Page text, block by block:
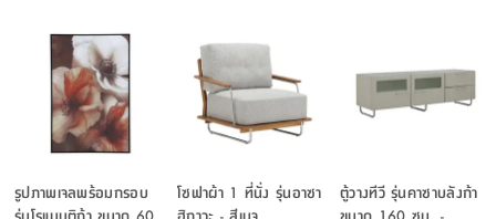
รูปภาพเจลพร้อมกรอบ
โซฟาผ้า 1 ที่นั่ง รุ่นอาซา
ตู้วางทีวี รุ่นคาซาบลังก้า